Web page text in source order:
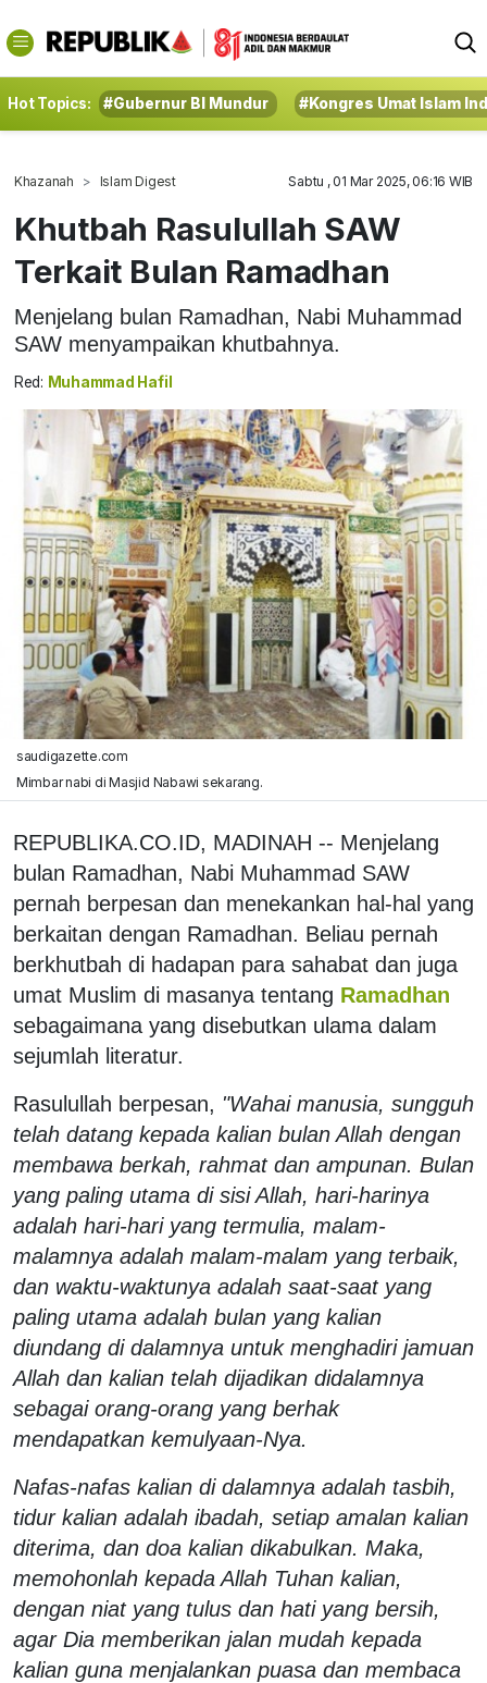
Hot Topics: #Gubernur BI Mundur #Kongres Umat Islam
Khazanah Islam Digest Sabtu , 01 Mar 2025, 06:16 WIB
Khutbah Rasulullah SAW
Terkait Bulan Ramadhan
Menjelang bulan Ramadhan, Nabi Muhammad
SAW menyampaikan khutbahnya.
Red: Muhammad Hafil
saudigazette.com
Mimbar nabi di Masjid Nabawi sekarang.
REPUBLIKA.CO.ID, MADINAH -- Menjelang
bulan Ramadhan, Nabi Muhammad SAW
pernah berpesan dan menekankan hal-hal yang
berkaitan dengan Ramadhan. Beliau pernah
berkhutbah di hadapan para sahabat dan juga
umat Muslim di masanya tentang Ramadhan
sebagaimana yang disebutkan ulama dalam
sejumlah literatur.
Rasulullah berpesan, "Wahai manusia, sungguh
telah datang kepada kalian bulan Allah dengan
membawa berkah, rahmat dan ampunan. Bulan
yang paling utama di sisi Allah, hari-harinya
adalah hari-hari yang termulia, malam-
malamnya adalah malam-malam yang terbaik,
dan waktu-waktunya adalah saat-saat yang
paling utama adalah bulan yang kalian
diundang di dalamnya untuk menghadiri jamuan
Allah dan kalian telah dijadikan didalamnya
sebagai orang-orang yang berhak
mendapatkan kemulyaan-Nya.
Nafas-nafas kalian di dalamnya adalah tasbih,
tidur kalian adalah ibadah, setiap amalan kalian
diterima, dan doa kalian dikabulkan. Maka,
memohonlah kepada Allah Tuhan kalian,
dengan niat yang tulus dan hati yang bersih,
agar Dia memberikan jalan mudah kepada
kalian guna menjalankan puasa dan membaca